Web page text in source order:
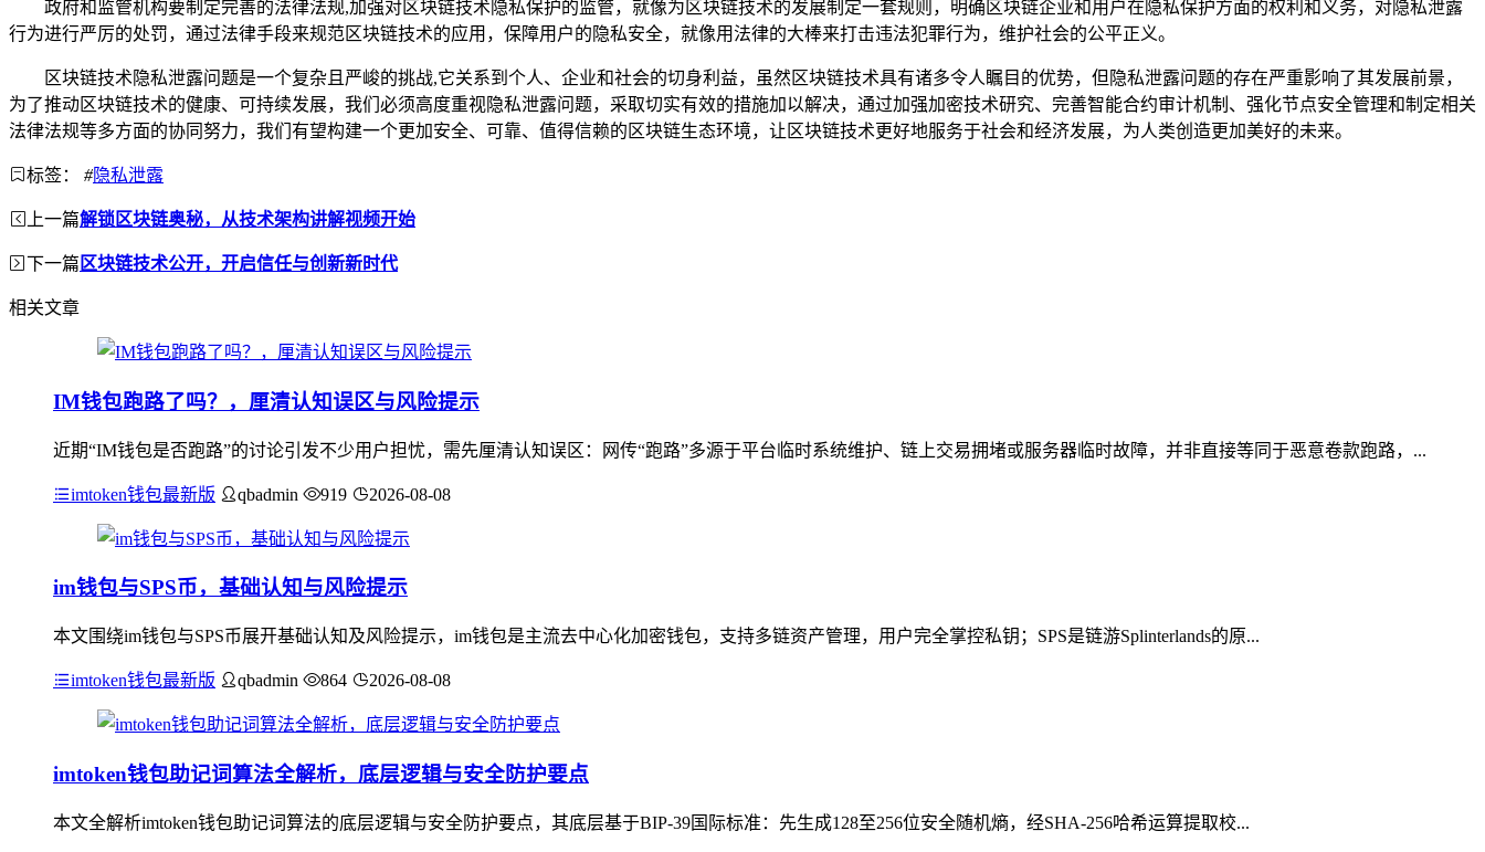
政府和监管机构要制定完善的法律法规,加强对区块链技术隐私保护的监管，就像为区块链技术的发展制定一套规则，明确区块链企业和用户在隐私保护方面的权利和义务，对隐私泄露
行为进行严厉的处罚，通过法律手段来规范区块链技术的应用，保障用户的隐私安全，就像用法律的大棒来打击违法犯罪行为，维护社会的公平正义。
区块链技术隐私泄露问题是一个复杂且严峻的挑战,它关系到个人、企业和社会的切身利益，虽然区块链技术具有诸多令人瞩目的优势，但隐私泄露问题的存在严重影响了其发展前景，
为了推动区块链技术的健康、可持续发展，我们必须高度重视隐私泄露问题，采取切实有效的措施加以解决，通过加强加密技术研究、完善智能合约审计机制、强化节点安全管理和制定相关
法律法规等多方面的协同努力，我们有望构建一个更加安全、可靠、值得信赖的区块链生态环境，让区块链技术更好地服务于社会和经济发展，为人类创造更加美好的未来。
标签： #隐私泄露
上一篇解锁区块链奥秘，从技术架构讲解视频开始
下一篇 区块链技术公开，开启信任与创新新时代
相关文章
IM钱包跑路了吗？，厘清认知误区与风险提示
近期“IM钱包是否跑路”的讨论引发不少用户担忧，需先厘清认知误区：网传“跑路”多源于平台临时系统维护、链上交易拥堵或服务器临时故障，并非直接等同于恶意卷款跑路，...
imtoken钱包最新版 qbadmin 919 2026-08-08
im钱包与SPS币，基础认知与风险提示
本文围绕im钱包与SPS币展开基础认知及风险提示，im钱包是主流去中心化加密钱包，支持多链资产管理，用户完全掌控私钥；SPS是链游Splinterlands的原...
imtoken钱包最新版 qbadmin 864 2026-08-08
imtoken钱包助记词算法全解析，底层逻辑与安全防护要点
本文全解析imtoken钱包助记词算法的底层逻辑与安全防护要点，其底层基于BIP-39国际标准：先生成128至256位安全随机熵，经SHA-256哈希运算提取校...